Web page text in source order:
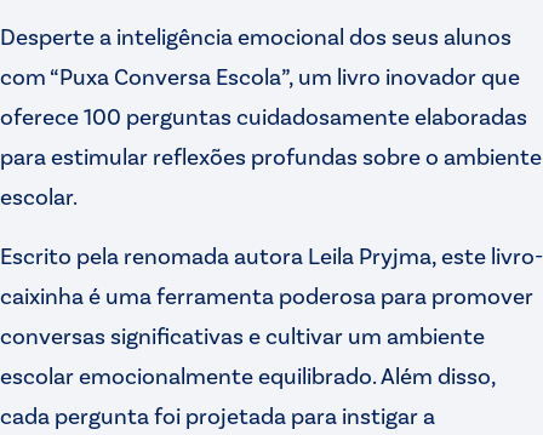
Desperte a inteligência emocional dos seus alunos
com “Puxa Conversa Escola”, um livro inovador que
oferece 100 perguntas cuidadosamente elaboradas
para estimular reflexões profundas sobre o ambiente
escolar.
Escrito pela renomada autora Leila Pryjma, este livro-
caixinha é uma ferramenta poderosa para promover
conversas significativas e cultivar um ambiente
escolar emocionalmente equilibrado. Além disso,
cada pergunta foi projetada para instigar a